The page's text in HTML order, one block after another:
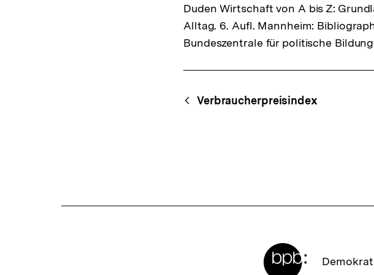
Duden Wirtschaft von A bis Z:
Alltag. 6. Aufl. Mannheim:
Bundeszentrale für politische Bildung
Fussnoten
Content-
Navigation
Verbraucherpreisindex
Startseite